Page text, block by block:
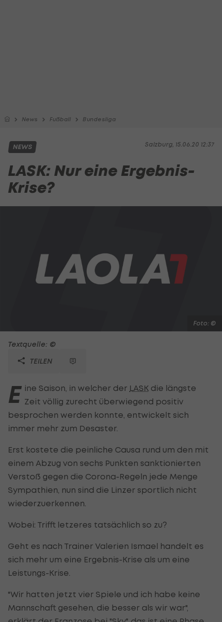
News Fußball Bundesliga
Salzburg, 15.06.20 12:37
NEWS
LASK: Nur eine Ergebnis-
Krise?
Foto: ©
Textquelle: ©
TEILEN
E ine Saison, in welcher der LASK die längste
Zeit völlig zurecht überwiegend positiv
besprochen werden konnte, entwickelt sich
immer mehr zum Desaster.
Erst kostete die peinliche Causa rund um den mit
einem Abzug von sechs Punkten sanktionierten
Verstoß gegen die Corona-Regeln jede Menge
Sympathien, nun sind die Linzer sportlich nicht
wiederzuerkennen.
Wobei: Trifft letzeres tatsächlich so zu?
Geht es nach Trainer Valerien Ismael handelt es
sich mehr um eine Ergebnis-Krise als um eine
Leistungs-Krise.
"Wir hatten jetzt vier Spiele und ich habe keine
Mannschaft gesehen, die besser als wir war",